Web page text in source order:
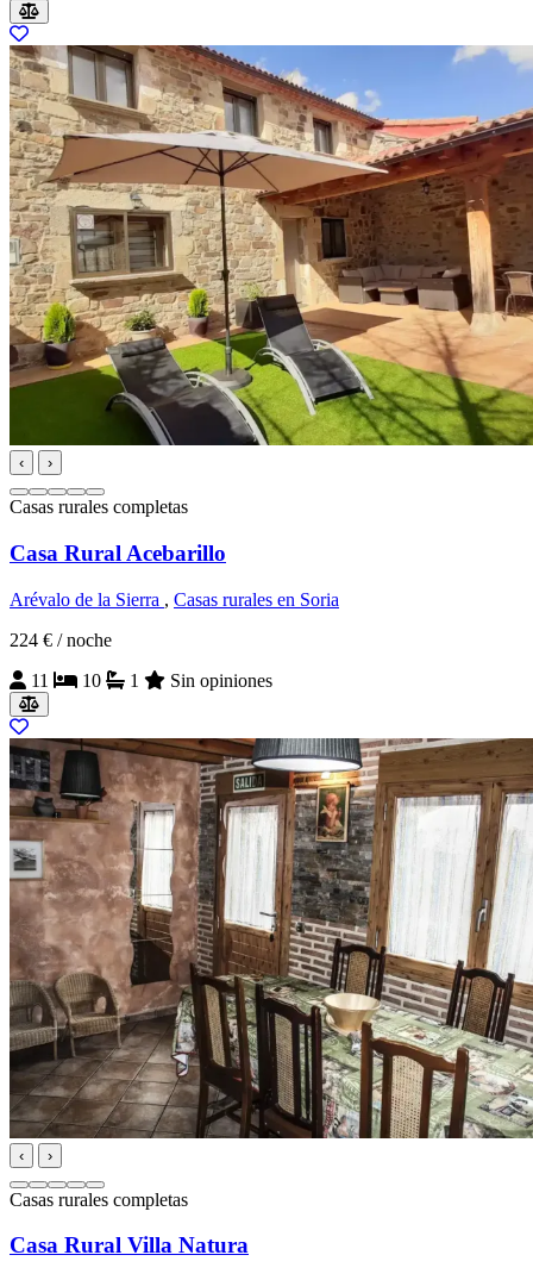
‹ ›
Casas rurales completas
Casa Rural Acebarillo
Arévalo de la Sierra , Casas rurales en Soria
224 € / noche
11
10 1 Sin opiniones
‹ ›
Casas rurales completas
Casa Rural Villa Natura